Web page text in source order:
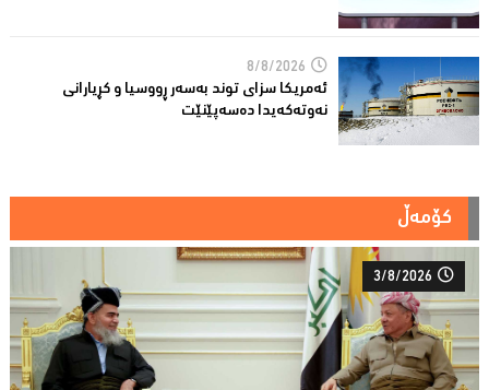
8/8/2026
ئەمریكا سزای توند بەسەر ڕووسیا و كڕیارانی
نەوتەكەیدا دەسەپێنێت
کۆمەڵ
3/8/2026